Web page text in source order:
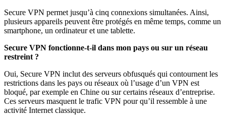
Secure VPN permet jusqu’à cinq connexions simultanées. Ainsi,
plusieurs appareils peuvent être protégés en même temps, comme un
smartphone, un ordinateur et une tablette.
Secure VPN fonctionne-t-il dans mon pays ou sur un réseau
restreint ?
Oui, Secure VPN inclut des serveurs obfusqués qui contournent les
restrictions dans les pays ou réseaux où l’usage d’un VPN est
bloqué, par exemple en Chine ou sur certains réseaux d’entreprise.
Ces serveurs masquent le trafic VPN pour qu’il ressemble à une
activité Internet classique.